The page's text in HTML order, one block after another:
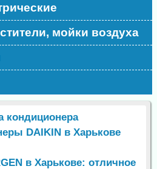
мойки воздуха
кондиционера
DAIKIN в Харькове
в Харькове: отличное